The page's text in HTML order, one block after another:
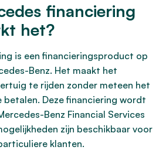
financiering
het?
is een financieringsproduct op
Benz. Het maakt het
te rijden zonder meteen het
Deze financiering wordt
Benz Financial Services
zijn beschikbaar voor
klanten.